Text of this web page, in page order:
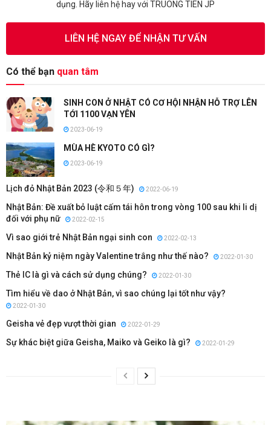
dụng. Hãy liên hệ hay với TRUONG TIEN JP
LIÊN HỆ NGAY ĐỂ NHẬN TƯ VẤN
Có thể bạn quan tâm
SINH CON Ở NHẬT CÓ CƠ HỘI NHẬN HỖ TRỢ LÊN
TỚI 1100 VẠN YÊN
2023-06-19
MÙA HÈ KYOTO CÓ GÌ?
2023-06-19
Lịch đỏ Nhật Bản 2023 (令和５年) 2022-06-19
Nhật Bản: Đề xuất bỏ luật cấm tái hôn trong vòng 100 sau khi li dị
đối với phụ nữ
2022-02-15
Vì sao giới trẻ Nhật Bản ngại sinh con 2022-02-13
Nhật Bản kỷ niệm ngày Valentine trắng như thế nào? 2022-01-30
Thẻ IC là gì và cách sử dụng chúng? 2022-01-30
Tìm hiểu về dao ở Nhật Bản, vì sao chúng lại tốt như vậy?
2022-01-30
Geisha vẻ đẹp vượt thời gian 2022-01-29
Sự khác biệt giữa Geisha, Maiko và Geiko là gì? 2022-01-29